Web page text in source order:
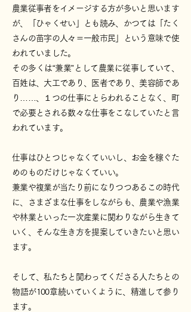
農業従事者をイメージする方が多いと思います
が、「ひゃくせい」とも読み、かつては「たく
さんの苗字の人々＝一般市民」という意味で使
われていました。
その多くは“兼業”として農業に従事していて、
百姓は、大工であり、医者であり、美容師であ
り……、１つの仕事にとらわれることなく、町
で必要とされる数々な仕事をこなしていたと言
われています。
仕事はひとつじゃなくていいし、お金を稼ぐた
めのものだけじゃなくていい。
兼業や複業が当たり前になりつつあるこの時代
に、さまざまな仕事をしながらも、農業や漁業
や林業といった一次産業に関わりながら生きて
いく、そんな生き方を提案していきたいと思い
ます。
そして、私たちと関わってくださる人たちとの
物語が100章続いていくように、精進して参り
ます。